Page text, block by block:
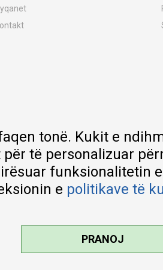
Lista e çmimevetonë. Kukit e
të personalizuar
funksionalitetin
e politikave të
PRANOJ